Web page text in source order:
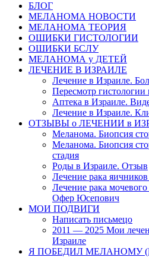
БЛОГ
МЕЛАНОМА НОВОСТИ
МЕЛАНОМА ТЕОРИЯ
ОШИБКИ ГИСТОЛОГИИ
ОШИБКИ БСЛУ
МЕЛАНОМА у ДЕТЕЙ
ЛЕЧЕНИЕ В ИЗРАИЛЕ
Лечение в Израиле.
Пересмотр
Аптека в Израиле.
Лечение в Израиле.
ОТЗЫВЫ о ЛЕЧЕНИИ в
Меланома. Биопсия
Меланома. Биопсия
стадия
Роды в Израиле. Отзыв
Лечение рака
Лечение рака
Офер Юсепович
МОИ ПОДВИГИ
Написать письмецо
2011 — 2025 Мои
Израиле
Я ПОБЕДИЛ МЕЛАНОМУ